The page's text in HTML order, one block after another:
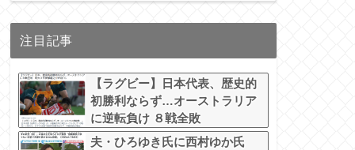
注目記事
【ラグビー】日本代表、歴史的
初勝利ならず…オーストラリア
に逆転負け ８戦全敗
夫・ひろゆき氏に西村ゆか氏